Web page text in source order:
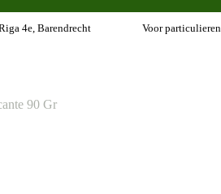
4e, Barendrecht Voor
90 Gr